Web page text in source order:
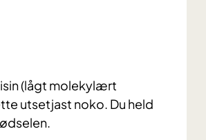
(lågt molekylært
utsetjast noko. Du held